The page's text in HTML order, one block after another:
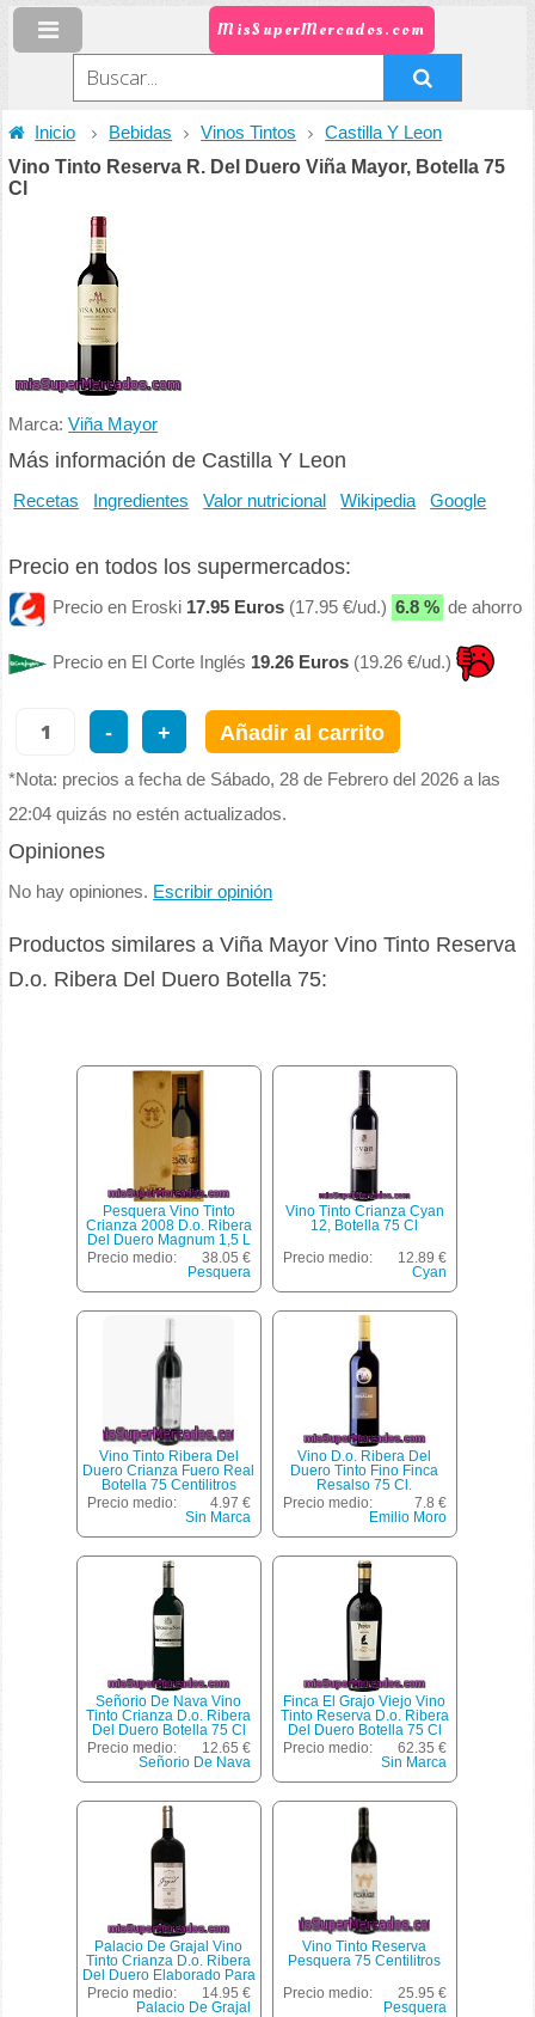
MisSuperMercados.com
Inicio Bebidas Vinos Tintos Castilla Y Leon
Vino Tinto Reserva R. Del Duero Viña Mayor, Botella 75
Cl
Marca:Viña Mayor
Más información de Castilla Y Leon
Recetas Ingredientes Valor nutricional Wikipedia Google
Precio en todos los supermercados:
Precio en Eroski 17.95 Euros (17.95 €/ud.) 6.8 % de ahorro
Precio en El Corte Inglés 19.26 Euros (19.26 €/ud.)
- + Añadir al carrito
*Nota: precios a fecha de Sábado, 28 de Febrero del 2026 a las
22:04 quizás no estén actualizados.
Opiniones
No hay opiniones. Escribir opinión
Productos similares a Viña Mayor Vino Tinto Reserva
D.o. Ribera Del Duero Botella 75:
Pesquera Vino Tinto
Crianza 2008 D.o. Ribera
Del Duero Magnum 1,5 L
Precio medio:
38.05 €
Pesquera
Vino Tinto Crianza Cyan
12, Botella 75 Cl
Precio medio:
12.89 €
Cyan
Vino Tinto Ribera Del
Duero Crianza Fuero Real
Botella 75 Centilitros
Precio medio:
4.97 €
Sin Marca
Vino D.o. Ribera Del
Duero Tinto Fino Finca
Resalso 75 Cl.
Precio medio:
7.8 €
Emilio Moro
Señorio De Nava Vino
Tinto Crianza D.o. Ribera
Del Duero Botella 75 Cl
Precio medio:
12.65 €
Señorio De Nava
Finca El Grajo Viejo Vino
Tinto Reserva D.o. Ribera
Del Duero Botella 75 Cl
Precio medio:
62.35 €
Sin Marca
Palacio De Grajal Vino
Tinto Crianza D.o. Ribera
Del Duero Elaborado Para
Grupo El Corte Inglés
Magnum 1,5 L
Precio medio:
14.95 €
Palacio De Grajal
Vino Tinto Reserva
Pesquera 75 Centilitros
Precio medio:
25.95 €
Pesquera